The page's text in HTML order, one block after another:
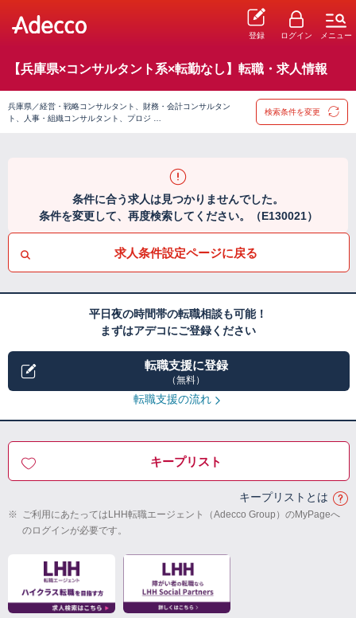
登録 ログイン メニュー
【兵庫県×コンサルタント系×転勤なし】転職・求人情報
兵庫県／経営・戦略コンサルタント、財務・会計コンサルタン
ト、人事・組織コンサルタント、プロジ …
検索条件を変更
条件に合う求人は見つかりませんでした。
条件を変更して、再度検索してください。（E130021）
求人条件設定ページに戻る
平日夜の時間帯の転職相談も可能！
まずはアデコにご登録ください
転職支援に登録
（無料）
転職支援の流れ
キープリスト
キープリストとは
※ ご利用にあたってはLHH転職エージェント（Adecco Group）のMyPageへ
のログインが必要です。